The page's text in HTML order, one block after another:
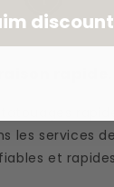
les services
et
discount